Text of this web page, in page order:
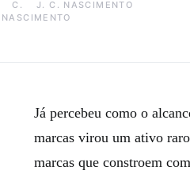
J. C. NASCIMENTO
Já percebeu como o
marcas virou um ativo
marcas que constroem